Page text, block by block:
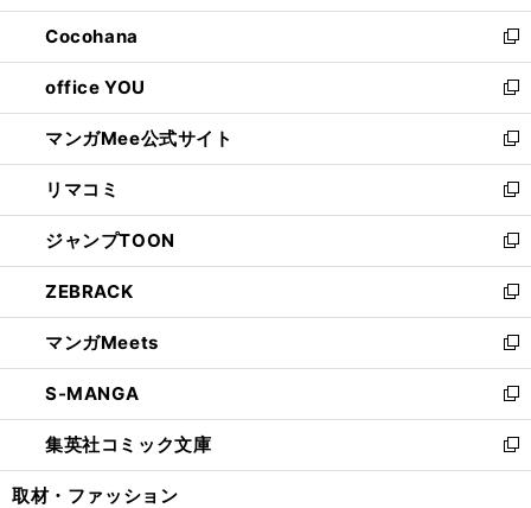
開
く
ウ
で
開
く
ン
ド
ウ
で
開
く
し
い
ウ
ィ
ン
ド
ウ
で
開
く
Cocohana
新
し
い
ウ
ィ
ン
ド
ウ
で
開
く
office YOU
新
し
い
ウ
ィ
ン
ド
ウ
で
開
く
マンガMee公式サイト
新
し
い
ウ
ィ
ン
ド
ウ
で
開
く
リマコミ
新
し
い
ウ
ィ
ン
ド
ウ
で
開
く
ジャンプTOON
新
し
い
ウ
ィ
ン
ド
ウ
で
開
ZEBRACK
新
し
い
ウ
ィ
ン
ド
ウ
マンガMeets
新
し
い
ウ
ィ
ン
S-MANGA
新
し
い
ウ
集英社コミック文庫
新
し
取材・ファッション